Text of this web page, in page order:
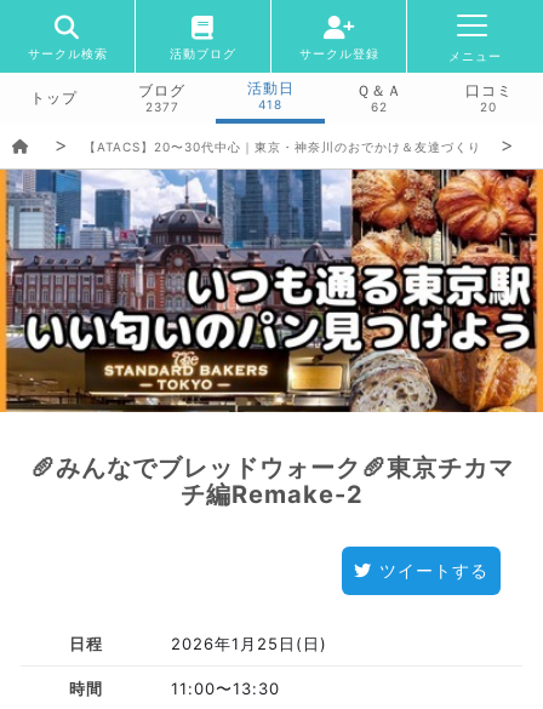
サークル検索 活動ブログ サークル登録 メニュー
トップ ブログ
2377
活動日
418
Ｑ＆Ａ
62
口コミ
20
【ATACS】20〜30代中心｜東京・神奈川のおでかけ＆友達づくり
🥖みんなでブレッドウォーク🥖東京チカマ
チ編Remake-2
ツイートする
日程 2026年1月25日(日)
時間 11:00〜13:30